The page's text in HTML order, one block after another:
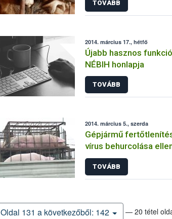
TOVÁBB
2014. március 17., hétfő
Újabb hasznos
NÉBIH honlapja
TOVÁBB
2014. március 5., szerda
Gépjármű
vírus behurcolása
TOVÁBB
Oldal 131 a következőből: 142 — 20 tétel